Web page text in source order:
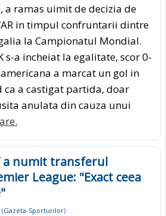
a ramas uimit de decizia de
in timpul confruntarii dintre
la Campionatul Mondial.
s-a incheiat la egalitate, scor 0-
a marcat un gol in
ca a castigat partida, doar
anulata din cauza unui
a numit transferul
League: "Exact ceea
(Gazeta-Sporturilor)